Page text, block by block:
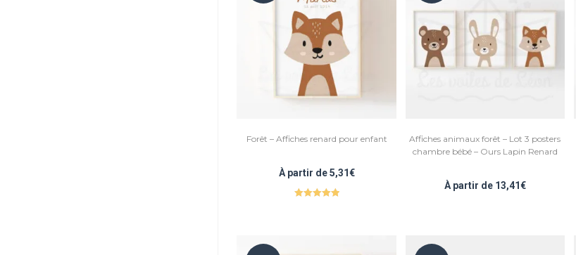
Forêt – Affiches renard pour enfant
À partir de5,31€
Affiches animaux forêt – Lot 3 posters
chambre bébé – Ours Lapin Renard
À partir de 13,41€